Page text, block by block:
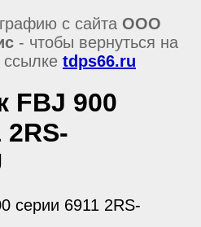
с сайта ООО
- чтобы вернуться на
ссылке tdps66.ru
FBJ 900
2RS-
серии 6911 2RS-